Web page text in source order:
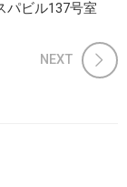
パビル137号室
NEXT